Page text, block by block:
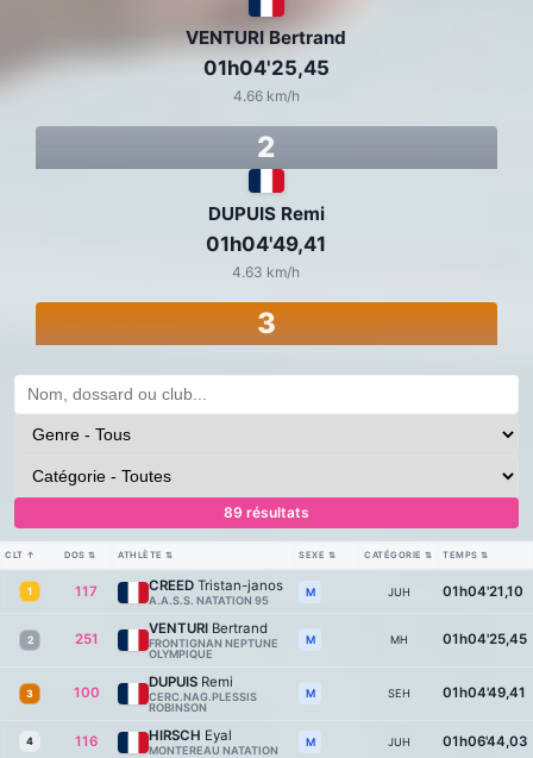
VENTURI Bertrand
01h04'25,45
4.66 km/h
2
DUPUIS Remi
01h04'49,41
4.63 km/h
3
89 résultats
CLT ↑ DOS ⇅ ATHLÈTE ⇅ SEXE ⇅ CATÉGORIE ⇅ TEMPS ⇅
1 117 CREED Tristan-janos
A.A.S.S. NATATION 95
M JUH 01h04'21,10
2 251
VENTURI Bertrand
FRONTIGNAN NEPTUNE
OLYMPIQUE
M MH 01h04'25,45
3 100
DUPUIS Remi
CERC.NAG.PLESSIS
ROBINSON
M SEH 01h04'49,41
4 116 HIRSCH Eyal
MONTEREAU NATATION
M JUH 01h06'44,03